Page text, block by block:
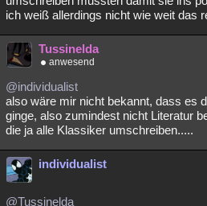
ich weiß allerdings nicht wie weit das
Tussinelda
anwesend
@individualist
also wäre mir nicht bekannt, dass es
ginge, also zumindest nicht Literatur
die ja alle Klassiker umschreiben.....
individualist
@Tussinelda